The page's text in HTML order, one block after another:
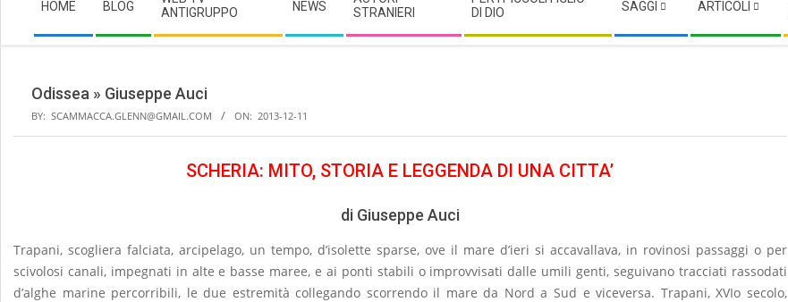
Navigation
Menu
HOME BLOG
ANTIGRUPPO
NEWS
STRANIERI
DI DIO
SAGGI ARTICOLI
Odissea » Giuseppe Auci
BY: SCAMMACCA.GLENN@GMAIL.COM ON: 2013-12-11
SCHERIA: MITO, STORIA E LEGGENDA DI UNA CITTA’
di Giuseppe Auci
Trapani, scogliera falciata, arcipelago, un tempo, d’isolette sparse, ove il mare d’ieri si accavallava, in rovinosi passaggi o per
scivolosi canali, impegnati in alte e basse maree, e ai ponti stabili o improvvisati dalle umili genti, seguivano tracciati rassodati
d’alghe marine percorribili, le due estremità collegando scorrendo il mare da Nord a Sud e viceversa. Trapani, XVIo secolo,